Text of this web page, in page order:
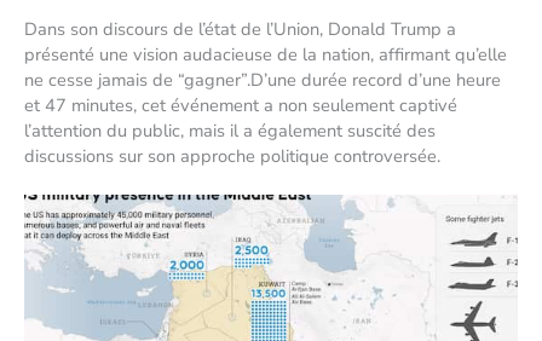
Dans son discours de l’état de l’Union, Donald Trump a
présenté une vision audacieuse de la nation, affirmant qu’elle
ne cesse jamais de “gagner”.D’une durée record d’une heure
et 47 minutes, cet événement a non seulement captivé
l’attention du public, mais il a également suscité des
discussions sur son approche politique controversée.